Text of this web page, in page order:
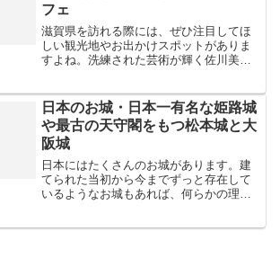
フェ
滋賀県を訪れる際には、ぜひ注目してほ
しい観光地やお出かけスポットがありま
すよね。洗練された芸術が輝く佐川美術
賀県は多様な観光地で溢れています。今
回は、滋賀県で特におす...
日本のお城・日本一有名な姫路城
や最古の天守閣をもつ松本城と大
阪城
日本にはたくさんのお城があります。建
てられた当初から今までずっと存在して
いるようなお城もあれば、何らかの理由